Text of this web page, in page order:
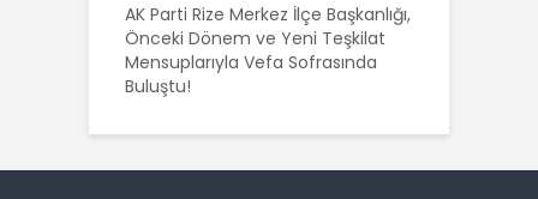
AK Parti Rize Merkez İlçe Başkanlığı,
Önceki Dönem ve Yeni Teşkilat
Mensuplarıyla Vefa Sofrasında
Buluştu!